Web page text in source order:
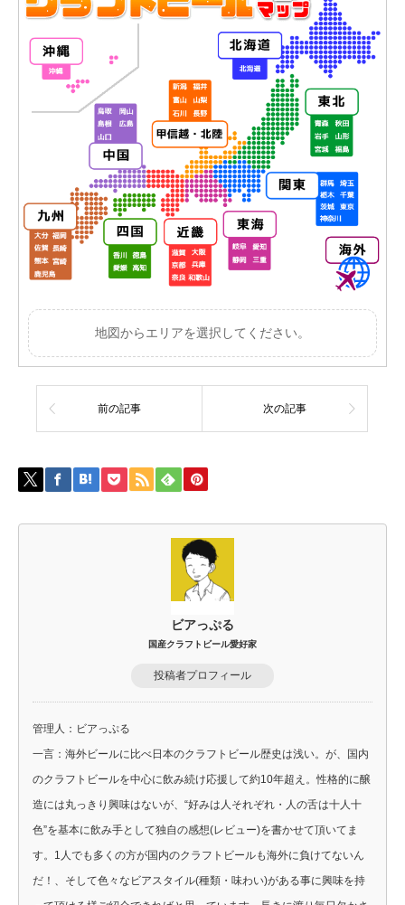
地図からエリアを選択してください。
前の記事 次の記事
ビアっぷる
国産クラフトビール愛好家
投稿者プロフィール
管理人：ビアっぷる
一言：海外ビールに比べ日本のクラフトビール歴史は浅い。が、国内
のクラフトビールを中心に飲み続け応援して約10年超え。性格的に醸
造には丸っきり興味はないが、“好みは人それぞれ・人の舌は十人十
色”を基本に飲み手として独自の感想(レビュー)を書かせて頂いてま
す。1人でも多くの方が国内のクラフトビールも海外に負けてないん
だ！、そして色々なビアスタイル(種類・味わい)がある事に興味を持